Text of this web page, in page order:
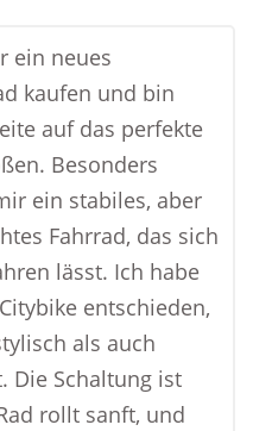
ein neues
kaufen und bin
auf das perfekte
Besonders
ein stabiles, aber
Fahrrad, das sich
lässt. Ich habe
entschieden,
als auch
Die Schaltung ist
rollt sanft, und